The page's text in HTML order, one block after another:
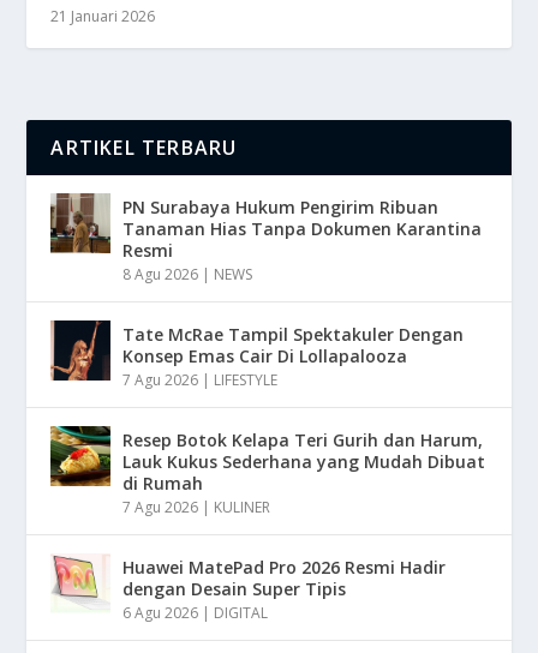
21 Januari 2026
ARTIKEL TERBARU
PN Surabaya Hukum Pengirim Ribuan
Tanaman Hias Tanpa Dokumen Karantina
Resmi
8 Agu 2026 | NEWS
Tate McRae Tampil Spektakuler Dengan
Konsep Emas Cair Di Lollapalooza
7 Agu 2026 | LIFESTYLE
Resep Botok Kelapa Teri Gurih dan Harum,
Lauk Kukus Sederhana yang Mudah Dibuat
di Rumah
7 Agu 2026 | KULINER
Huawei MatePad Pro 2026 Resmi Hadir
dengan Desain Super Tipis
6 Agu 2026 | DIGITAL